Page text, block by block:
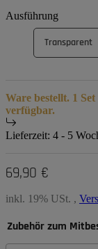
Ausführung
Transparent
Ware bestellt. 1
verfügbar.
Lieferzeit: 4 - 5
69,90 €
inkl. 19% USt. ,
Zubehör zum